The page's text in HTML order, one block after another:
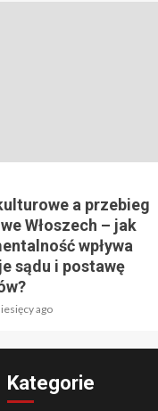
a przebieg
Włoszech – jak
wpływa
sądu i postawę
ago
Kategorie